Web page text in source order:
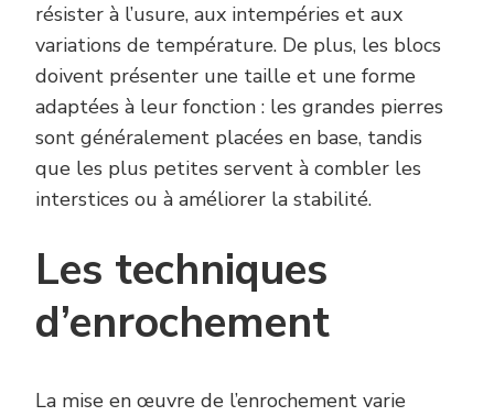
résister à l’usure, aux intempéries et aux
variations de température. De plus, les blocs
doivent présenter une taille et une forme
adaptées à leur fonction : les grandes pierres
sont généralement placées en base, tandis
que les plus petites servent à combler les
interstices ou à améliorer la stabilité.
Les techniques
d’enrochement
La mise en œuvre de l’enrochement varie